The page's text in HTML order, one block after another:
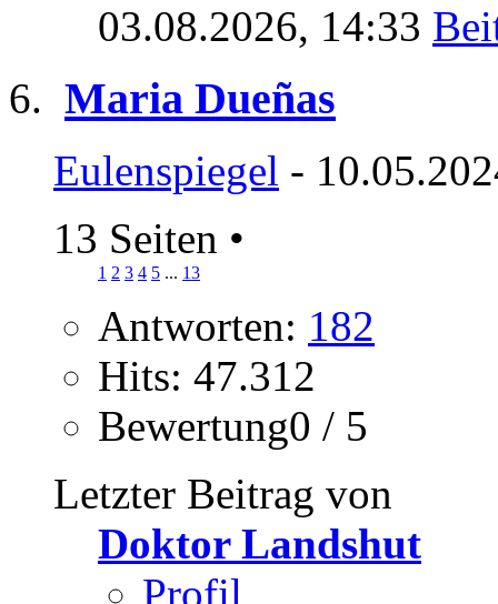
03.08.2026, 14:33
Maria Dueñas
Eulenspiegel -
13 Seiten •
1 2 3 4 5 ... 13
Antworten: 182
Hits: 47.312
Bewertung0 / 5
Letzter Beitrag von
Doktor Landshut
Profil